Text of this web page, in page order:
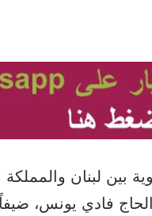
لبنان والمملكة
الحاج فادي يونس،